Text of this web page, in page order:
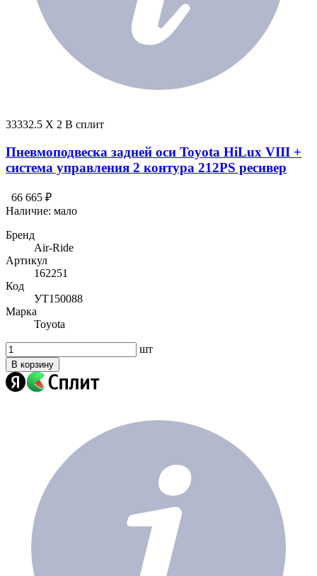
33332.5 X 2 В сплит
Пневмоподвеска задней оси Toyota HiLux VIII +
система управления 2 контура 212PS ресивер
66 665 ₽
Наличие: мало
Бренд
Air-Ride
Артикул
162251
Код
УТ150088
Марка
Toyota
шт
В корзину